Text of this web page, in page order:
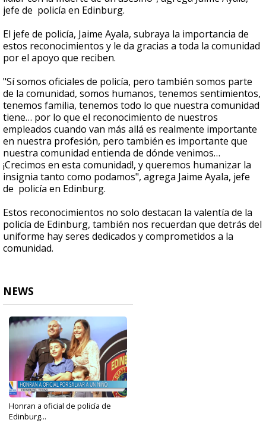
jefe de policía en Edinburg.
El jefe de policía, Jaime Ayala, subraya la importancia de
estos reconocimientos y le da gracias a toda la comunidad
por el apoyo que reciben.
"Sí somos oficiales de policía, pero también somos parte
de la comunidad, somos humanos, tenemos sentimientos,
tenemos familia, tenemos todo lo que nuestra comunidad
tiene… por lo que el reconocimiento de nuestros
empleados cuando van más allá es realmente importante
en nuestra profesión, pero también es importante que
nuestra comunidad entienda de dónde venimos…
¡Crecimos en esta comunidad!, y queremos humanizar la
insignia tanto como podamos", agrega Jaime Ayala, jefe
de policía en Edinburg.
Estos reconocimientos no solo destacan la valentía de la
policía de Edinburg, también nos recuerdan que detrás del
uniforme hay seres dedicados y comprometidos a la
comunidad.
NEWS
Honran a oficial de policía de
Edinburg...